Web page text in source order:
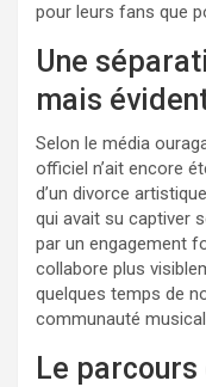
pour leurs fans que
Une
mais
Selon le média
officiel n’ait encore
d’un divorce
qui avait su captiver
par un engagement
collabore plus
quelques temps de
communauté
Le